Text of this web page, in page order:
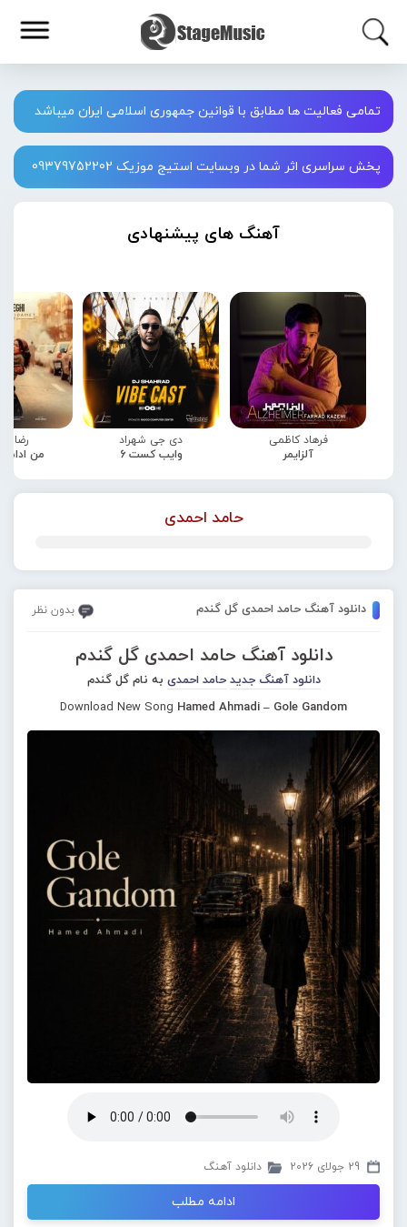
تمامی فعالیت ها مطابق با قوانین جمهوری اسلامی ایران میباشد
پخش سراسری اثر شما در وبسایت استیج موزیک 09379752202
آهنگ های پیشنهادی
فرهاد کاظمی
آلزایمر
دی جی شهراد
وایب کست 6
رضا
من
حامد احمدی
دانلود آهنگ حامد احمدی گل گندم بدون نظر
دانلود آهنگ حامد احمدی گل گندم
دانلود آهنگ جدید حامد احمدی به نام گل گندم
Download New Song Hamed Ahmadi – Gole Gandom
29 جولای 2026 دانلود آهنگ
ادامه مطلب